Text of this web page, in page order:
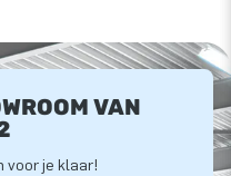
VAN
voor je klaar!